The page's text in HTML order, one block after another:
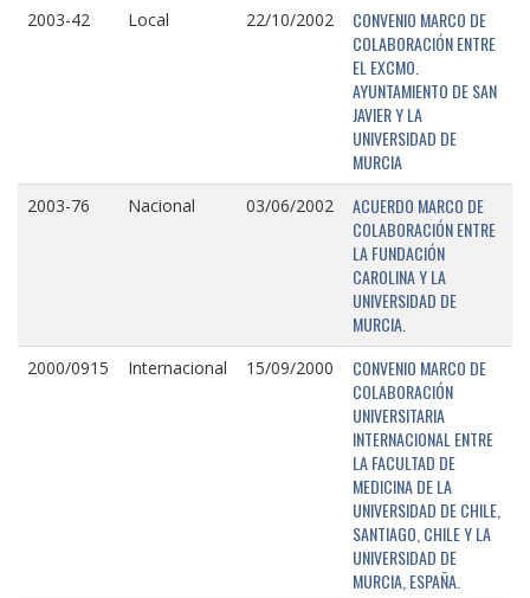
2003-42 Local 22/10/2002
CONVENIO MARCO DE
COLABORACIÓN ENTRE
EL EXCMO.
AYUNTAMIENTO DE SAN
JAVIER Y LA
UNIVERSIDAD DE
MURCIA
2003-76 Nacional 03/06/2002
ACUERDO MARCO DE
COLABORACIÓN ENTRE
LA FUNDACIÓN
CAROLINA Y LA
UNIVERSIDAD DE
MURCIA.
2000/0915 Internacional 15/09/2000
CONVENIO MARCO DE
COLABORACIÓN
UNIVERSITARIA
INTERNACIONAL ENTRE
LA FACULTAD DE
MEDICINA DE LA
UNIVERSIDAD DE CHILE,
SANTIAGO, CHILE Y LA
UNIVERSIDAD DE
MURCIA, ESPAÑA.